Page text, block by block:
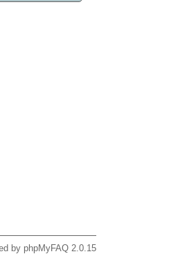
by phpMyFAQ 2.0.15